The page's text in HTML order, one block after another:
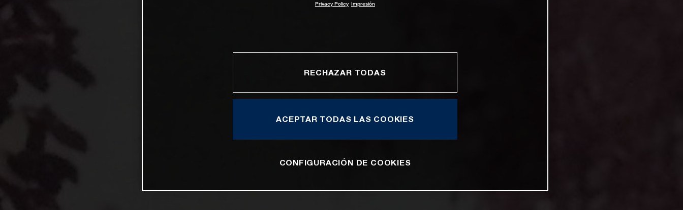
Privacy Policy Impresión
RECHAZAR TODAS
ACEPTAR TODAS LAS COOKIES
CONFIGURACIÓN DE COOKIES